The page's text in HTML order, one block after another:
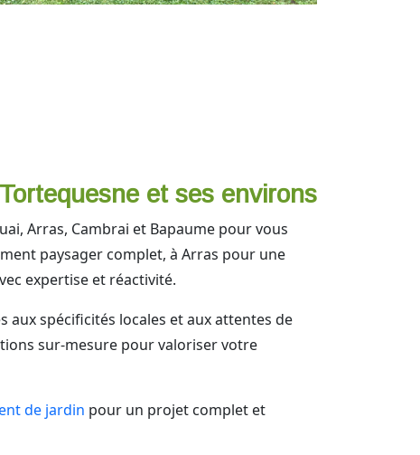
et ses environs
Arras, Cambrai et Bapaume pour vous
paysager complet, à Arras pour une
expertise et réactivité.
spécificités locales et aux attentes de
sur-mesure pour valoriser votre
de jardin pour un projet complet et